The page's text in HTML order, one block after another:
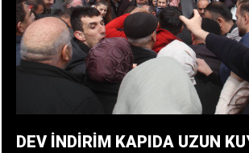
DEV İNDİRİM KAPIDA UZUN